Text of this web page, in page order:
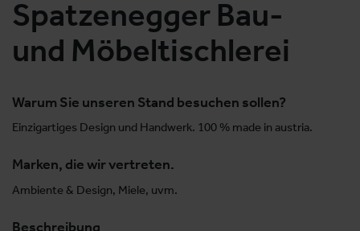
Spatzenegger Bau-
und Möbeltischlerei
Warum Sie unseren Stand besuchen sollen?
Einzigartiges Design und Handwerk. 100 % made in austria.
Marken, die wir vertreten.
Ambiente & Design, Miele, uvm.
Beschreibung